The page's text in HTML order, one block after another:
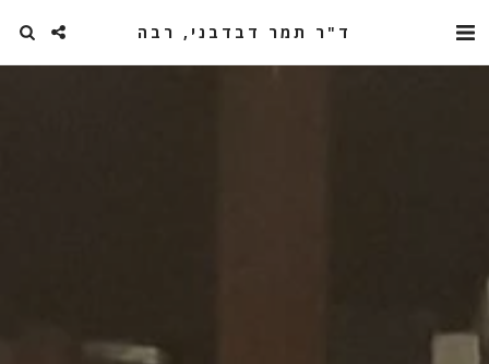
ד"ר תמר דבדבני, רבה